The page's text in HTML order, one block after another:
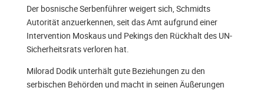
Der bosnische Serbenführer weigert sich, Schmidts
Autorität anzuerkennen, seit das Amt aufgrund einer
Intervention Moskaus und Pekings den Rückhalt des UN-
Sicherheitsrats verloren hat.
Milorad Dodik unterhält gute Beziehungen zu den
serbischen Behörden und macht in seinen Äußerungen